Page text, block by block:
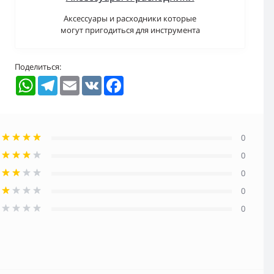
Аксессуары и расходники которые
могут пригодиться для инструмента
Поделиться:
WhatsAppTelegramEmail VK
0
0
0
0
0